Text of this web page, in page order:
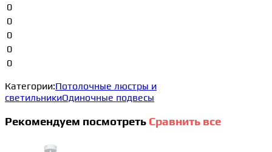
0
0
0
0
0
Категории:Потолочные люстры и
светильникиОдиночные подвесы
Рекомендуем посмотреть Сравнить все